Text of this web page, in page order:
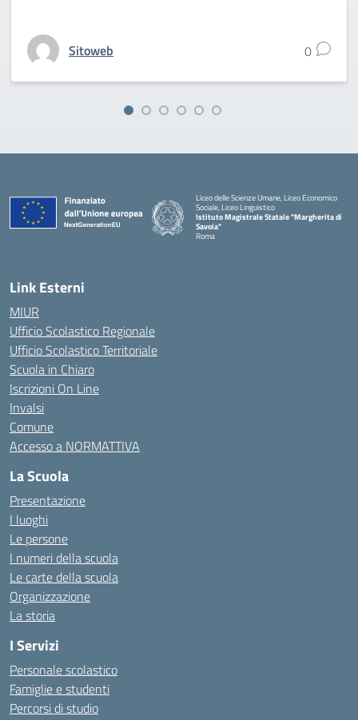
Sitoweb 0
Liceo delle Scienze Umane, Liceo Economico
Sociale, Liceo Linguistico
Istituto Magistrale Statale "Margherita di
Savoia"
Roma
Link Esterni
MIUR
Ufficio Scolastico Regionale
Ufficio Scolastico Territoriale
Scuola in Chiaro
Iscrizioni On Line
Invalsi
Comune
Accesso a NORMATTIVA
La Scuola
Presentazione
I luoghi
Le persone
I numeri della scuola
Le carte della scuola
Organizzazione
La storia
I Servizi
Personale scolastico
Famiglie e studenti
Percorsi di studio